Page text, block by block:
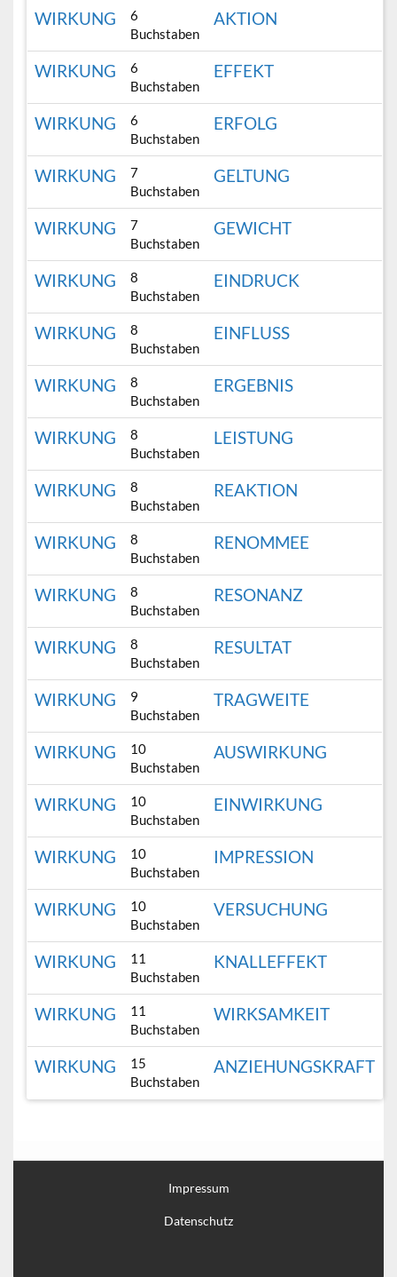
WIRKUNG
6
Buchstaben
AKTION
WIRKUNG
6
Buchstaben
EFFEKT
WIRKUNG
6
Buchstaben
ERFOLG
WIRKUNG
7
Buchstaben
GELTUNG
WIRKUNG
7
Buchstaben
GEWICHT
WIRKUNG
8
Buchstaben
EINDRUCK
WIRKUNG
8
Buchstaben
EINFLUSS
WIRKUNG
8
Buchstaben
ERGEBNIS
WIRKUNG
8
Buchstaben
LEISTUNG
WIRKUNG
8
Buchstaben
REAKTION
WIRKUNG
8
Buchstaben
RENOMMEE
WIRKUNG
8
Buchstaben
RESONANZ
WIRKUNG
8
Buchstaben
RESULTAT
WIRKUNG
9
Buchstaben
TRAGWEITE
WIRKUNG
10
Buchstaben
AUSWIRKUNG
WIRKUNG
10
Buchstaben
EINWIRKUNG
WIRKUNG
10
Buchstaben
IMPRESSION
WIRKUNG
10
Buchstaben
VERSUCHUNG
WIRKUNG
11
Buchstaben
KNALLEFFEKT
WIRKUNG
11
Buchstaben
WIRKSAMKEIT
WIRKUNG
15
Buchstaben
ANZIEHUNGSKRAFT
Impressum
Datenschutz